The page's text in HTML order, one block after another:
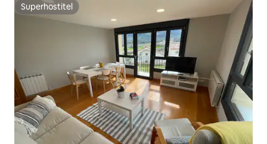
Superhostiteľ
Superhostiteľ